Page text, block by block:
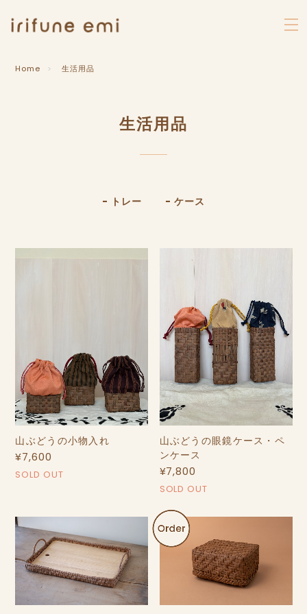
Home 生活用品
生活用品
- トレー - ケース
山ぶどうの小物入れ
¥7,600
SOLD OUT
山ぶどうの眼鏡ケース・ペ
ンケース
¥7,800
SOLD OUT